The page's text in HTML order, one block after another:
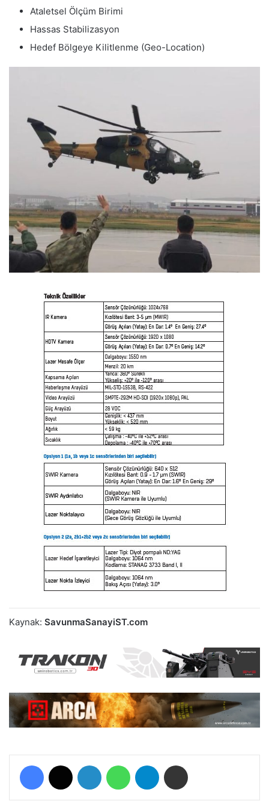
Ataletsel Ölçüm Birimi
Hassas Stabilizasyon
Hedef Bölgeye Kilitlenme (Geo-Location)
Kaynak: SavunmaSanayiST.com